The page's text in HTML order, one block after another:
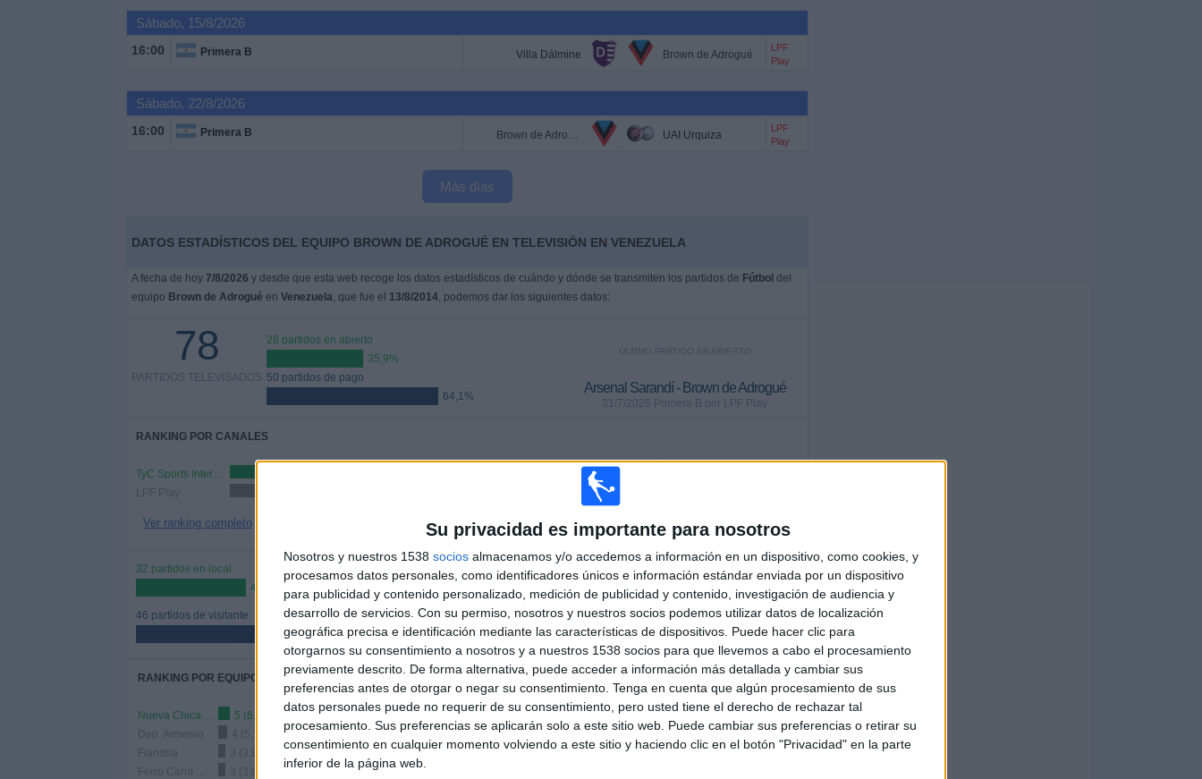
Su privacidad es importante para nosotros
Nosotros y nuestros 1538 socios almacenamos y/o accedemos a información en un dispositivo, como cookies, y
procesamos datos personales, como identificadores únicos e información estándar enviada por un dispositivo
para publicidad y contenido personalizado, medición de publicidad y contenido, investigación de audiencia y
desarrollo de servicios. Con su permiso, nosotros y nuestros socios podemos utilizar datos de localización
geográfica precisa e identificación mediante las características de dispositivos. Puede hacer clic para
otorgarnos su consentimiento a nosotros y a nuestros 1538 socios para que llevemos a cabo el procesamiento
previamente descrito. De forma alternativa, puede acceder a información más detallada y cambiar sus
preferencias antes de otorgar o negar su consentimiento. Tenga en cuenta que algún procesamiento de sus
datos personales puede no requerir de su consentimiento, pero usted tiene el derecho de rechazar tal
procesamiento. Sus preferencias se aplicarán solo a este sitio web. Puede cambiar sus preferencias o retirar su
consentimiento en cualquier momento volviendo a este sitio y haciendo clic en el botón "Privacidad" en la parte
inferior de la página web.
Sábado, 15/8/2026
16:00 Primera B Villa Dálmine Brown de Adrogué
LPF
Play
Sábado, 22/8/2026
16:00 Primera B Brown de Adrogué UAI Urquiza
LPF
Play
Más días
DATOS ESTADÍSTICOS DEL EQUIPO BROWN DE ADROGUÉ EN TELEVISIÓN EN VENEZUELA
A fecha de hoy 7/8/2026 y desde que esta web recoge los datos estadísticos de cuándo y dónde se transmiten los partidos de Fútbol del
equipo Brown de Adrogué en Venezuela, que fue el 13/8/2014, podemos dar los siguientes datos:
78
PARTIDOS TELEVISADOS
28 partidos en abierto
35,9%
50 partidos de pago
64,1%
ÚLTIMO PARTIDO EN ABIERTO
Arsenal Sarandí - Brown de Adrogué
31/7/2026 Primera B por LPF Play
RANKING POR CANALES
TyC Sports Internacional
LPF Play
Ver ranking completo
TOTAL
DÍAS
GRATUÍTO
PARTIDOS
DE PAGO
32 partidos en local
41,03%
46 partidos de visitante
58,97%
TOTAL
51
RIVALES
MÁXIMO
5
VS Nueva
Chicago
TOTAL
4
COMPETICIONES
RANKING POR EQUIPOS
Nueva Chicago
5 (6,41%)
Dep. Armenio
4 (5,13%)
Flandria
3 (3,85%)
3 (3,85%)
RANKING POR COMPETICIONES